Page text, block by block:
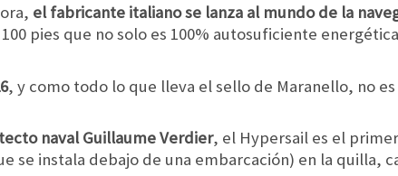
el fabricante italiano se lanza al mundo de la
pies que no solo es 100% autosuficiente
, y como todo lo que lleva el sello de Maranello, no
naval Guillaume Verdier, el Hypersail es el
se instala debajo de una embarcación) en la quilla,